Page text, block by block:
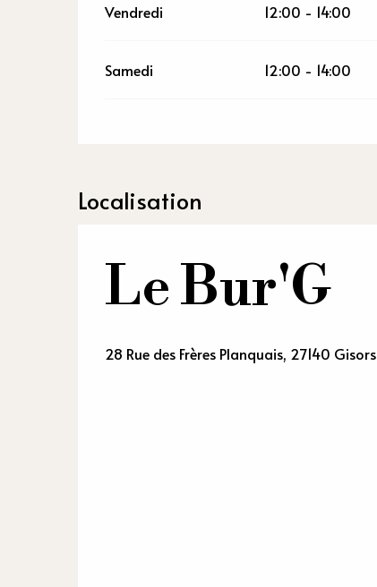
Vendredi 12:00 - 14:00
Samedi 12:00 - 14:00
Localisation
Le Bur'G
28 Rue des Frères Planquais, 27140 Gisors